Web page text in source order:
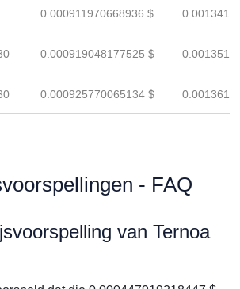
0.000911970668936 $
0.000919048177525 $
0.000925770065134 $
- FAQ
van Ternoa